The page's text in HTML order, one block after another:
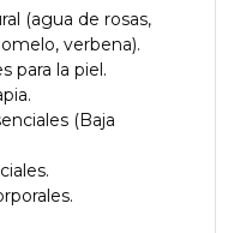
(agua de rosas,
verbena).
para la piel.
(Baja